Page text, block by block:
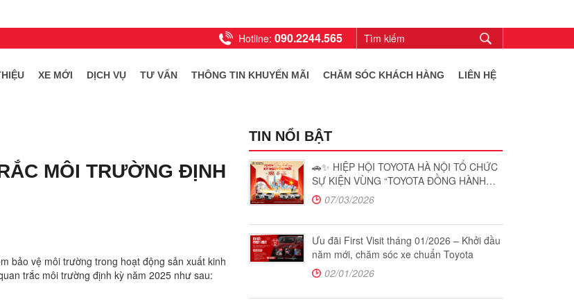
Hotline: 090.2244.565
XE MỚI
cuộc chơi
DỊCH VỤ TƯ VẤN THÔNG TIN KHUYẾN MÃI CHĂM SÓC KHÁCH HÀNG LIÊN HỆ
MÔI TRƯỜNG ĐỊNH
bảo vệ môi trường trong hoạt động sản xuất kinh
trắc môi trường định kỳ năm 2025 như sau:
TIN NỔI BẬT
🚗✨ HIỆP HỘI TOYOTA HÀ NỘI TỔ CHỨC
SỰ KIỆN VÙNG “TOYOTA ĐỒNG HÀNH
CÙNG KỶ NGUYÊN MỚI”
07/03/2026
Ưu đãi First Visit tháng 01/2026 – Khởi đầu
năm mới, chăm sóc xe chuẩn Toyota
02/01/2026